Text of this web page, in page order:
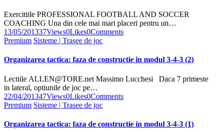
Exercitiile PROFESSIONAL FOOTBALL AND SOCCER
COACHING Una din cele mai mari placeri pentru un…
13/05/201337Views0Likes0Comments
Premium Sisteme | Trasee de joc
Organizarea tactica: faza de constructie in modul 3-4-3 (2)
Lectiile ALLEN@TORE.net Massimo Lucchesi Daca 7 primeste
in lateral, optiunile de joc pe…
22/04/201347Views0Likes0Comments
Premium Sisteme | Trasee de joc
Organizarea tactica: faza de constructie in modul 3-4-3 (1)